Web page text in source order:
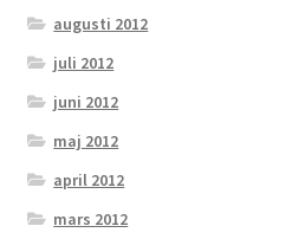
augusti 2012
juli 2012
juni 2012
maj 2012
april 2012
mars 2012